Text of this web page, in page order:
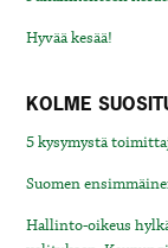
Hyvää kesää!
KOLME
5 kysymystä
Suomen
Hallinto-oikeus